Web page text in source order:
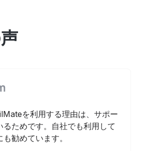
を利用する理由は、サポー
るためです。自社でも利用して
勧めています。